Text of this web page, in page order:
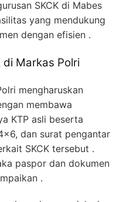
SKCK di Mabes
yang mendukung
dengan efisien .
di Markas Polri
mengharuskan
membawa
KTP asli beserta
dan surat pengantar
SKCK tersebut .
paspor dan dokumen
.